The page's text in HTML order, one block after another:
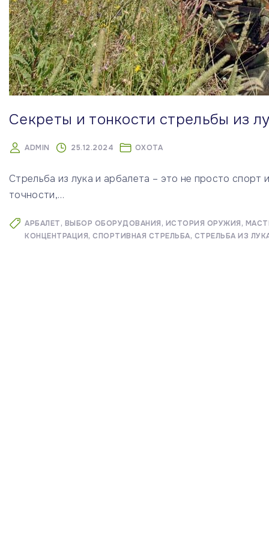
Секреты и тонкости стрельбы из
ADMIN 25.12.2024 ОХОТА
Стрельба из лука и арбалета – это не просто
точности,…
АРБАЛЕТ ВЫБОР ОБОРУДОВАНИЯ ИСТОРИЯ ОРУЖИЯ
КОНЦЕНТРАЦИЯ СПОРТИВНАЯ СТРЕЛЬБА СТРЕЛЬБА ИЗ